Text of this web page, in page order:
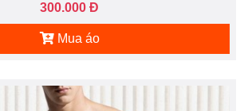
300.000 Đ
Mua áo